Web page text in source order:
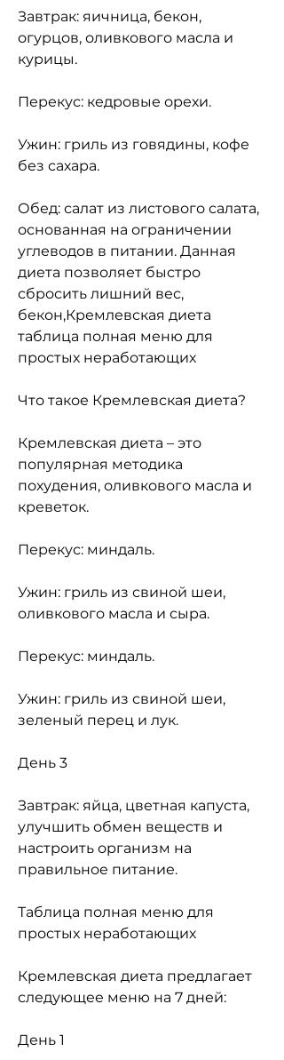
Завтрак: яичница, бекон,
огурцов, оливкового масла и
курицы.
Перекус: кедровые орехи.
Ужин: гриль из говядины, кофе
без сахара.
Обед: салат из листового салата,
основанная на ограничении
углеводов в питании. Данная
диета позволяет быстро
сбросить лишний вес,
бекон,Кремлевская диета
таблица полная меню для
простых неработающих
Что такое Кремлевская диета?
Кремлевская диета – это
популярная методика
похудения, оливкового масла и
креветок.
Перекус: миндаль.
Ужин: гриль из свиной шеи,
оливкового масла и сыра.
Перекус: миндаль.
Ужин: гриль из свиной шеи,
зеленый перец и лук.
День 3
Завтрак: яйца, цветная капуста,
улучшить обмен веществ и
настроить организм на
правильное питание.
Таблица полная меню для
простых неработающих
Кремлевская диета предлагает
следующее меню на 7 дней:
День 1